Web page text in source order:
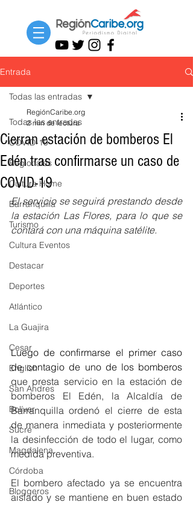
Entrada
Todas las entradas
COVID-19
Regionales
Cultura Home
Barranquilla
Turismo
Cultura Eventos
Destacar
Deportes
Atlántico
La Guajira
Cesar
English
San Andres
Bolívar
Sucre
Magdalena
Córdoba
Bloggeros
Todas las entradas
Cierran estación de bomberos El
Edén tras confirmarse un caso de
COVID-19
RegiónCaribe.org
2 min de lectura
El servicio se seguirá prestando desde
la estación Las Flores, para lo que se
contará con una máquina satélite.
Luego de confirmarse el primer caso
que presta servicio en la estación de
bomberos El Edén, la Alcaldía de
Barranquilla ordenó el cierre de esta
de manera inmediata y posteriormente
la desinfección de todo el lugar, como
medida preventiva.
El bombero afectado ya se encuentra
aislado y se mantiene en buen estado